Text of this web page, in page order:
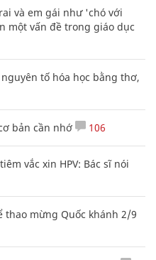
và em gái như 'chó với
một vấn đề trong giáo dục
tố hóa học bằng thơ,
bản cần nhớ 106
vắc xin HPV: Bác sĩ nói
thao mừng Quốc khánh 2/9